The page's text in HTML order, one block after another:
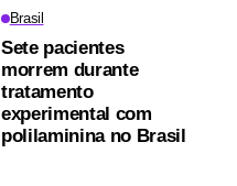
Brasil
Sete pacientes
morrem durante
tratamento
experimental com
polilaminina no Brasil